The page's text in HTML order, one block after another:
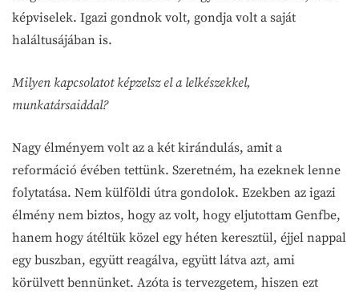
képviselek. Igazi gondnok volt, gondja volt a saját
haláltusájában is.
Milyen kapcsolatot képzelsz el a lelkészekkel,
munkatársaiddal?
Nagy élményem volt az a két kirándulás, amit a
reformáció évében tettünk. Szeretném, ha ezeknek lenne
folytatása. Nem külföldi útra gondolok. Ezekben az igazi
élmény nem biztos, hogy az volt, hogy eljutottam Genfbe,
hanem hogy átéltük közel egy héten keresztül, éjjel nappal
egy buszban, együtt reagálva, együtt látva azt, ami
körülvett bennünket. Azóta is tervezgetem, hiszen ezt